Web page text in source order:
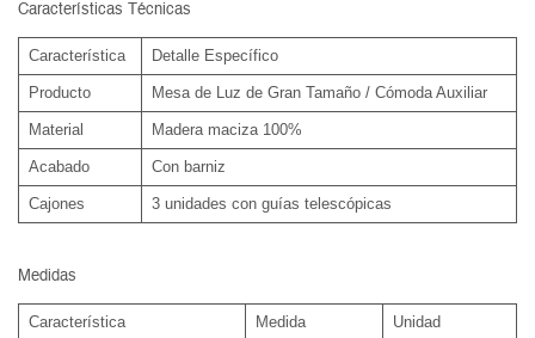
Características Técnicas
Característica Detalle Específico
Producto Mesa de Luz de Gran Tamaño / Cómoda Auxiliar
Material Madera maciza 100%
Acabado Con barniz
Cajones 3 unidades con guías telescópicas
Medidas
Característica Medida Unidad